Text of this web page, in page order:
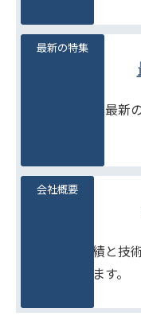
季節商品や、最
最新の特集
たしかな実績と技
りをめざします。
会社概要